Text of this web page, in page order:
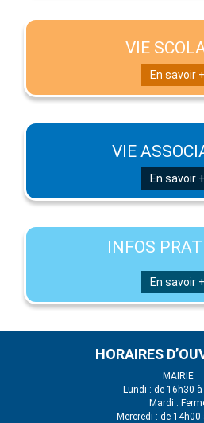
VIE
En savoir +
VIE
En savoir +
INFOS
En savoir +
HORAIRES
MAIRIE
Lundi : de 16h30
Mardi :
Mercredi : de 14h00